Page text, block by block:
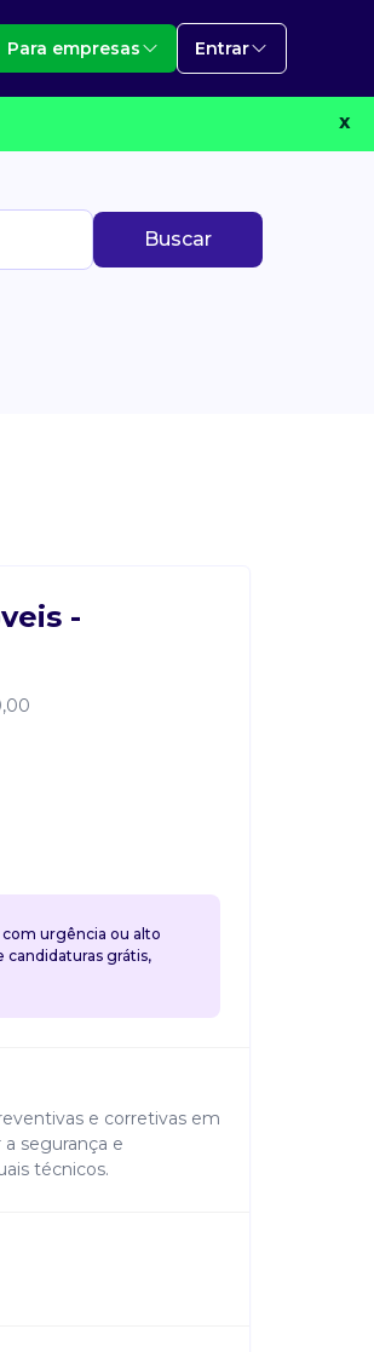
Para empresas Entrar
X
Buscar
-
com urgência ou alto
grátis,
e corretivas em
segurança e
técnicos.